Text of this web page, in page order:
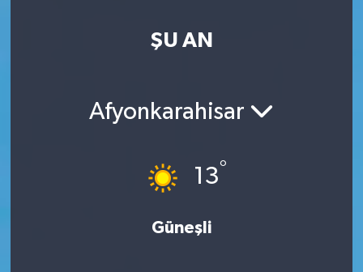
ŞU AN
Afyonkarahisar
13°
Güneşli
Tarih - Kültür - Sanat - Turizm
Son Dakika Haberleri